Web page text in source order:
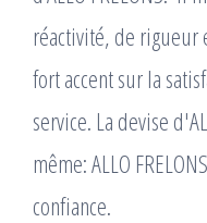
réactivité, de rigueur
fort accent sur la
service. La devise
même: ALLO
confiance.